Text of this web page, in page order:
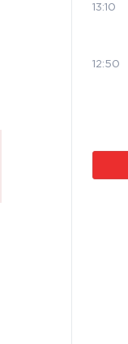
13:10
12:50